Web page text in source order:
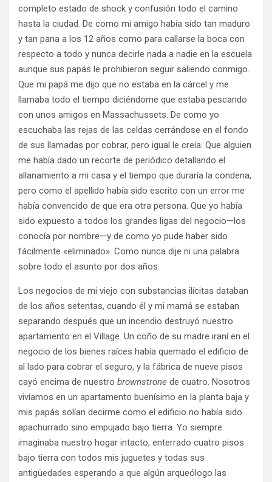
completo estado de shock y confusión todo el camino
hasta la ciudad. De como mi amigo había sido tan maduro
y tan pana a los 12 años como para callarse la boca con
respecto a todo y nunca decirle nada a nadie en la escuela
aunque sus papás le prohibieron seguir saliendo conmigo.
Que mi papá me dijo que no estaba en la cárcel y me
llamaba todo el tiempo diciéndome que estaba pescando
con unos amigos en Massachussets. De como yo
escuchaba las rejas de las celdas cerrándose en el fondo
de sus llamadas por cobrar, pero igual le creía. Que alguien
me había dado un recorte de periódico detallando el
allanamiento a mi casa y el tiempo que duraría la condena,
pero como el apellido había sido escrito con un error me
había convencido de que era otra persona. Que yo había
sido expuesto a todos los grandes ligas del negocio—los
conocía por nombre—y de como yo pude haber sido
fácilmente «eliminado». Como nunca dije ni una palabra
sobre todo el asunto por dos años.
Los negocios de mi viejo con substancias ilícitas databan
de los años setentas, cuando él y mi mamá se estaban
separando después que un incendio destruyó nuestro
apartamento en el Village. Un coño de su madre iraní en el
negocio de los bienes raíces había quemado el edificio de
al lado para cobrar el seguro, y la fábrica de nueve pisos
cayó encima de nuestro brownstrone de cuatro. Nosotros
vivíamos en un apartamento buenísimo en la planta baja y
mis papás solían decirme como el edificio no había sido
apachurrado sino empujado bajo tierra. Yo siempre
imaginaba nuestro hogar intacto, enterrado cuatro pisos
bajo tierra con todos mis juguetes y todas sus
antigüedades esperando a que algún arqueólogo las